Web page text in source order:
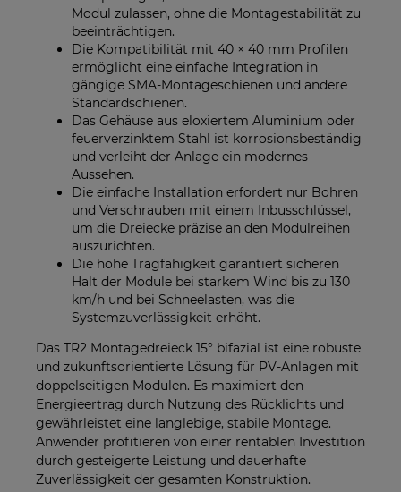
Modul zulassen, ohne die Montagestabilität zu
beeinträchtigen.
Die Kompatibilität mit 40 × 40 mm Profilen
ermöglicht eine einfache Integration in
gängige SMA-Montageschienen und andere
Standardschienen.
Das Gehäuse aus eloxiertem Aluminium oder
feuerverzinktem Stahl ist korrosionsbeständig
und verleiht der Anlage ein modernes
Aussehen.
Die einfache Installation erfordert nur Bohren
und Verschrauben mit einem Inbusschlüssel,
um die Dreiecke präzise an den Modulreihen
auszurichten.
Die hohe Tragfähigkeit garantiert sicheren
Halt der Module bei starkem Wind bis zu 130
km/h und bei Schneelasten, was die
Systemzuverlässigkeit erhöht.
Das TR2 Montagedreieck 15° bifazial ist eine robuste
und zukunftsorientierte Lösung für PV-Anlagen mit
doppelseitigen Modulen. Es maximiert den
Energieertrag durch Nutzung des Rücklichts und
gewährleistet eine langlebige, stabile Montage.
Anwender profitieren von einer rentablen Investition
durch gesteigerte Leistung und dauerhafte
Zuverlässigkeit der gesamten Konstruktion.